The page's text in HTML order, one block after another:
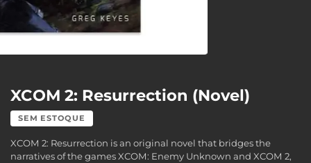
XCOM 2: Resurrection (Novel)
SEM ESTOQUE
XCOM 2: Resurrection is an original novel that bridges the
narratives of the games XCOM: Enemy Unknown and XCOM 2,